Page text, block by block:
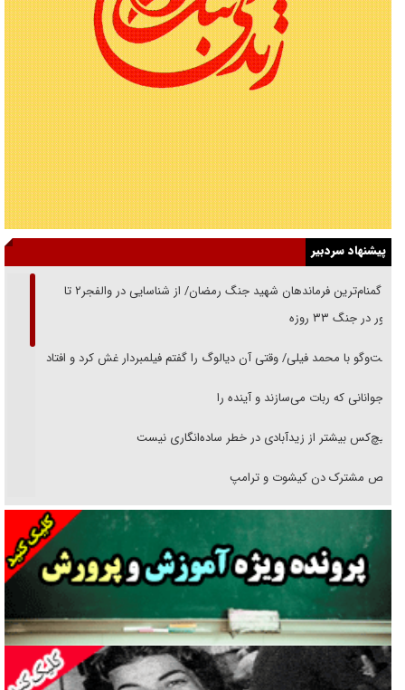
پیشنهاد سردبیر
از گمنام‌ترین فرماندهان شهید جنگ رمضان/ از شناسایی در والفجر۲ تا
حضور در جنگ ۳۳ روزه
گفت‌وگو با محمد فیلی/ وقتی آن دیالوگ را گفتم فیلمبردار غش کرد و افتاد
نوجوانانی که ربات می‌سازند و آینده را
هیچ‌کس بیشتر از زیدآبادی در خطر ساده‌انگاری نیست
رقص مشترک دن کیشوت و ترامپ
دنده دولت به واگذاری مسئله‌دار ایران‌خودرو/ خصوصی‌سازی یا انحصار؟
غریزه‌ی بقا و آقای باقی و رفقا
جراحی‌های زیبایی با مدرک فوق‌دیپلم! + گفت‌وگو با متهم
گفت‌وگو با همسر یکی از شهدای جنگ رمضان/ پیکر بی‌سر شهید را از
انگشت‌های پا شناسایی کردیم